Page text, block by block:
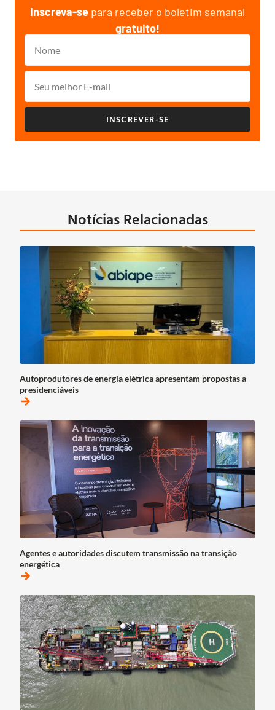
Inscreva-se para receber o boletim semanal
gratuito!
INSCREVER-SE
Notícias Relacionadas
Autoprodutores de energia elétrica apresentam propostas a
presidenciáveis
arrow_forward
Agentes e autoridades discutem transmissão na transição
energética
arrow_forward